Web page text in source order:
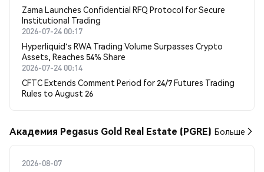
Zama Launches Confidential RFQ Protocol for Secure
Institutional Trading
2026-07-24 00:17
Hyperliquid's RWA Trading Volume Surpasses Crypto
Assets, Reaches 54% Share
2026-07-24 00:14
CFTC Extends Comment Period for 24/7 Futures Trading
Rules to August 26
Академия Pegasus Gold Real Estate (PGRE) Больше
2026-08-07